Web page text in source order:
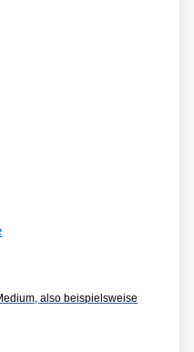
also beispielsweise